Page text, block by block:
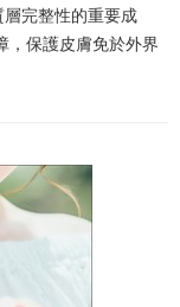
完整性的重要成
，保護皮膚免於外界